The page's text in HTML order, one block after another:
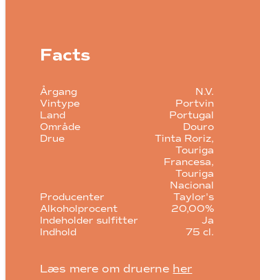
Facts
Årgang
N.V.
Vintype
Portvin
Land
Portugal
Område
Douro
Drue
Tinta Roriz
Touriga
Francesa
Touriga
Nacional
Producenter
Taylor's
Alkoholprocent
20,00%
Indeholder sulfitter
Ja
Indhold
75 cl.
Læs mere om druerne her